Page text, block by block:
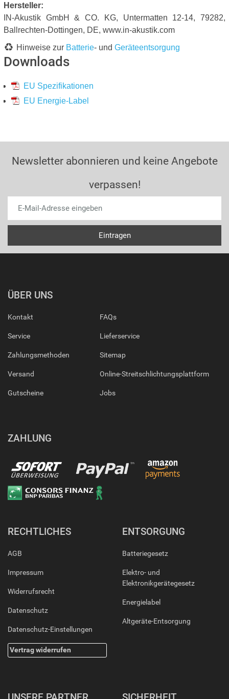
Hersteller:
IN-Akustik GmbH & CO. KG, Untermatten 12-14, 79282,
Ballrechten-Dottingen, DE, www.in-akustik.com
Hinweise zur Batterie- und Geräteentsorgung
Downloads
EU Spezifikationen
EU Energie-Label
Newsletter abonnieren und keine Angebote
verpassen!
ÜBER UNS
Kontakt
Service
Zahlungsmethoden
Versand
Gutscheine
FAQs
Lieferservice
Sitemap
Online-Streitschlichtungsplattform
Jobs
ZAHLUNG
RECHTLICHES
AGB
Impressum
Widerrufsrecht
Datenschutz
Datenschutz-Einstellungen
Vertrag widerrufen
ENTSORGUNG
Batteriegesetz
Elektro- und
Elektronikgerätegesetz
Energielabel
Altgeräte-Entsorgung